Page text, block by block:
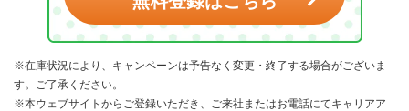
※在庫状況により、キャンペーンは予告なく変更・終了する場合がございま
す。ご了承ください。
※本ウェブサイトからご登録いただき、ご来社またはお電話にてキャリアア